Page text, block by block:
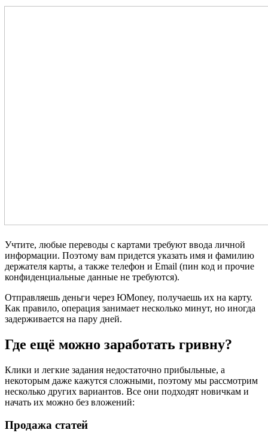
Учтите, любые переводы с картами требуют ввода личной
информации. Поэтому вам придется указать имя и фамилию
держателя карты, а также телефон и Email (пин код и прочие
конфиденциальные данные не требуются).
Отправляешь деньги через ЮMoney, получаешь их на карту.
Как правило, операция занимает несколько минут, но иногда
задерживается на пару дней.
Где ещё можно заработать гривну?
Клики и легкие задания недостаточно прибыльные, а
некоторым даже кажутся сложными, поэтому мы рассмотрим
несколько других вариантов. Все они подходят новичкам и
начать их можно без вложений:
Продажа статей